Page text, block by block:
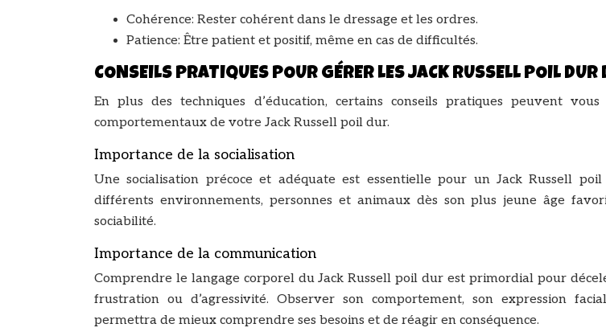
Cohérence: Rester cohérent dans le dressage et les ordres.
Patience: Être patient et positif, même en cas de difficultés.
CONSEILS PRATIQUES POUR GÉRER LES JACK RUSSELL POIL DUR
En plus des techniques d’éducation, certains conseils pratiques peuvent
comportementaux de votre Jack Russell poil dur.
Importance de la socialisation
Une socialisation précoce et adéquate est essentielle pour un Jack Russell
différents environnements, personnes et animaux dès son plus jeune âge
sociabilité.
Importance de la communication
Comprendre le langage corporel du Jack Russell poil dur est primordial pour
frustration ou d’agressivité. Observer son comportement, son expression
permettra de mieux comprendre ses besoins et de réagir en conséquence.